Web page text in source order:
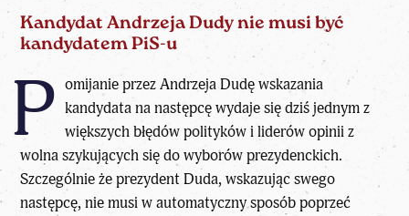
Kandydat Andrzeja Dudy nie musi być
kandydatem PiS-u
P omijanie przez Andrzeja Dudę wskazania
kandydata na następcę wydaje się dziś jednym z
większych błędów polityków i liderów opinii z
wolna szykujących się do wyborów prezydenckich.
Szczególnie że prezydent Duda, wskazując swego
następcę, nie musi w automatyczny sposób poprzeć